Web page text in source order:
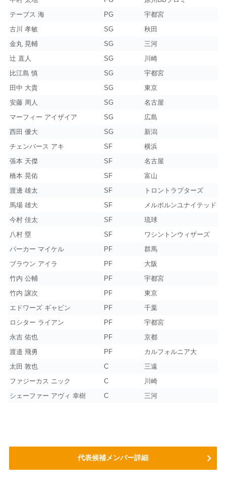
テーブス 海
PG
宇都宮
古川 孝敏
SG
秋田
金丸 晃輔
SG
三河
辻 直人
SG
川崎
比江島 慎
SG
宇都宮
田中 大貴
SG
東京
安藤 周人
SG
名古屋
マーフィー アイザイア
SG
広島
西田 優大
SG
新潟
チェンバース アキ
SF
横浜
張本 天傑
SF
名古屋
橋本 晃佑
SF
富山
渡邊 雄太
SF
トロントラプターズ
馬場 雄大
SF
メルボルンユナイテッド
今村 佳太
SF
琉球
八村 塁
SF
ワシントンウィザーズ
パーカー マイケル
PF
群馬
ブラウン アイラ
PF
大阪
竹内 公輔
PF
宇都宮
竹内 譲次
PF
東京
エドワーズ ギャビン
PF
千葉
ロシター ライアン
PF
宇都宮
永吉 佑也
PF
京都
渡邉 飛勇
PF
カルフォルニア大
太田 敦也
C
三遠
ファジーカス ニック
C
川崎
シェーファー アヴィ 幸樹
C 三河
代表候補メンバー詳細